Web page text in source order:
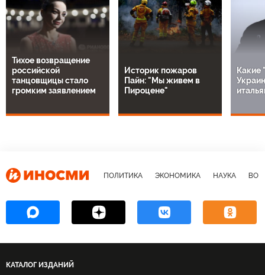
Тихое возвращение
российской
танцовщицы стало
громким заявлением
Историк пожаров
Пайн: "Мы живем в
Пироцене"
Какие
ПОЛИТИКА ЭКОНОМИКА НАУКА
КАТАЛОГ ИЗДАНИЙ